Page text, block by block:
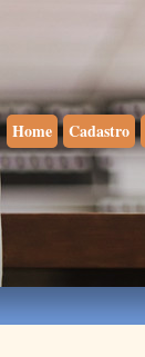
Home Cadastro